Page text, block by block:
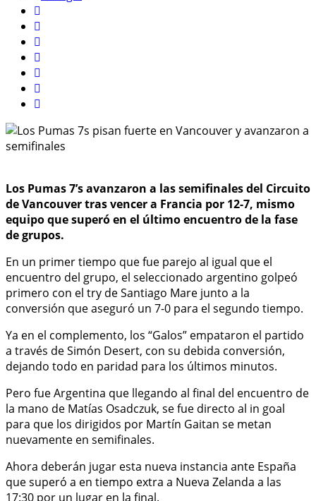
Los Pumas 7’s avanzaron a las semifinales del Circuito
de Vancouver tras vencer a Francia por 12-7, mismo
equipo que superó en el último encuentro de la fase
de grupos.
En un primer tiempo que fue parejo al igual que el
encuentro del grupo, el seleccionado argentino golpeó
primero con el try de Santiago Mare junto a la
conversión que aseguró un 7-0 para el segundo tiempo.
Ya en el complemento, los “Galos” empataron el partido
a través de Simón Desert, con su debida conversión,
dejando todo en paridad para los últimos minutos.
Pero fue Argentina que llegando al final del encuentro de
la mano de Matías Osadczuk, se fue directo al in goal
para que los dirigidos por Martín Gaitan se metan
nuevamente en semifinales.
Ahora deberán jugar esta nueva instancia ante España
que superó a en tiempo extra a Nueva Zelanda a las
17:30 por un lugar en la final.